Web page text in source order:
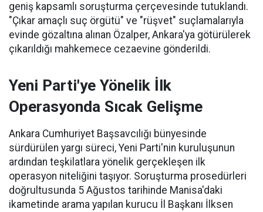
geniş kapsamlı soruşturma çerçevesinde tutuklandı.
"Çıkar amaçlı suç örgütü" ve "rüşvet" suçlamalarıyla
evinde gözaltına alınan Özalper, Ankara'ya götürülerek
çıkarıldığı mahkemece cezaevine gönderildi.
Yeni Parti'ye Yönelik İlk
Operasyonda Sıcak Gelişme
Ankara Cumhuriyet Başsavcılığı bünyesinde
sürdürülen yargı süreci, Yeni Parti'nin kuruluşunun
ardından teşkilatlara yönelik gerçekleşen ilk
operasyon niteliğini taşıyor. Soruşturma prosedürleri
doğrultusunda 5 Ağustos tarihinde Manisa'daki
ikametinde arama yapılan kurucu İl Başkanı İlksen